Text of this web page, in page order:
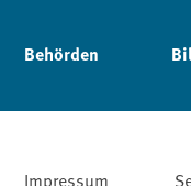
Behörden
Impressum